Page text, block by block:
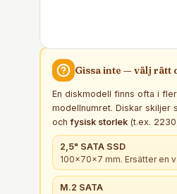
Gissa inte — välj rätt
En diskmodell finns ofta i
modellnumret. Diskar skiljer
ochfysisk storlek (t.ex.
2,5" SATA SSD
100×70×7 mm. Ersätter en
M.2 SATA